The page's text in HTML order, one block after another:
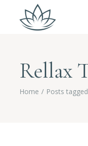
Rellax
Home Posts